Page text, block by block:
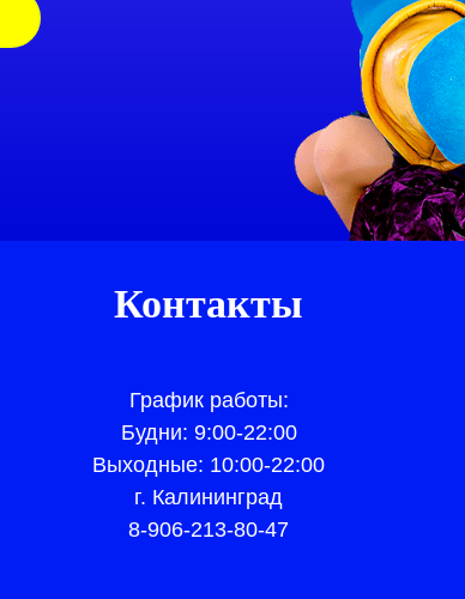
Контакты
График работы:
Будни: 9:00-22:00
Выходные: 10:00-22:00
г. Калининград
8-906-213-80-47